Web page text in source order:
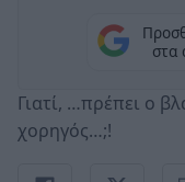
στα
Γιατί, …πρέπει ο
χορηγός…;!